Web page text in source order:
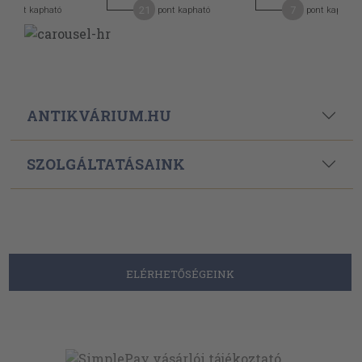
pont kapható pont kapható pont kapható
ANTIKVÁRIUM.HU
SZOLGÁLTATÁSAINK
ELÉRHETŐSÉGEINK